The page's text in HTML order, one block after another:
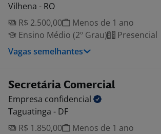
Vilhena - RO
R$ 2.500,00
Menos de 1 ano
Ensino Médio (2º Grau)
Presencial
Vagas semelhantes
Secretária Comercial
Empresa confidencial
Taguatinga - DF
R$ 1.850,00
Menos de 1 ano